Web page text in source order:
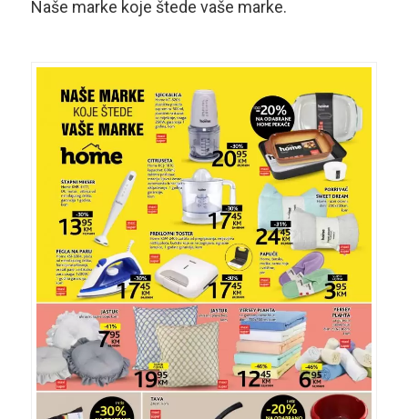
Naše marke koje štede vaše marke.